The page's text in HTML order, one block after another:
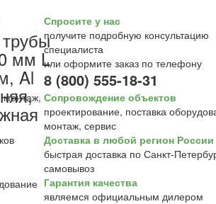
мм L
Al
Спросите у нас
получите подробную консультацию
специалиста
или оформите заказ по телефону
8 (800) 555-18-31
Сопровождение объектов
проектирование, поставка
монтаж, сервис
Доставка в любой регион России
быстрая доставка по Санкт-
самовывоз
Гарантия качества
являемся официальным дилером